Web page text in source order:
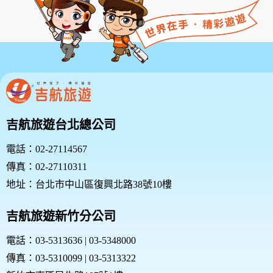
吉航旅遊台北總公司
電話：02-27114567
傳真：02-27110311
地址：台北市中山區復興北路38號10樓
吉航旅遊新竹分公司
電話：03-5313636 | 03-5348000
傳真：03-5310099 | 03-5313322